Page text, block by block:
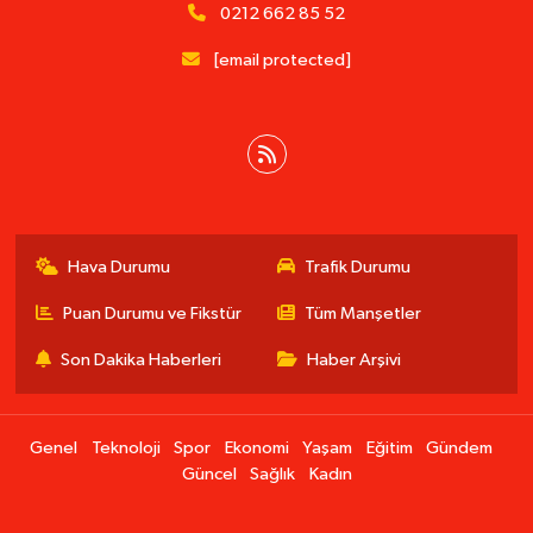
0212 662 85 52
[email protected]
Hava Durumu Trafik Durumu
Puan Durumu ve Fikstür Tüm Manşetler
Son Dakika Haberleri Haber Arşivi
Genel Teknoloji Spor Ekonomi Yaşam Eğitim
Gündem
Güncel
Sağlık Kadın